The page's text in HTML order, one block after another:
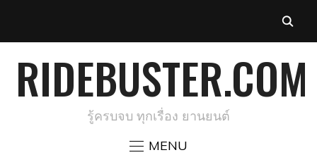
RIDEBUSTER.COM
รู้ครบจบ ทุกเรื่อง ยานยนต์
MENU